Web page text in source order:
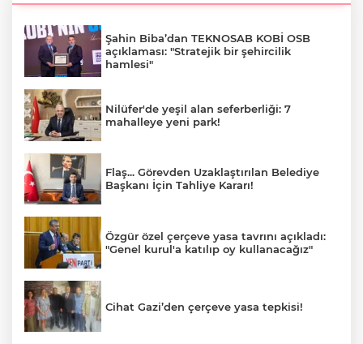
Şahin Biba’dan TEKNOSAB KOBİ OSB
açıklaması: "Stratejik bir şehircilik
hamlesi"
Nilüfer'de yeşil alan seferberliği: 7
mahalleye yeni park!
Flaş... Görevden Uzaklaştırılan Belediye
Başkanı İçin Tahliye Kararı!
Özgür özel çerçeve yasa tavrını açıkladı:
"Genel kurul'a katılıp oy kullanacağız"
Cihat Gazi’den çerçeve yasa tepkisi!